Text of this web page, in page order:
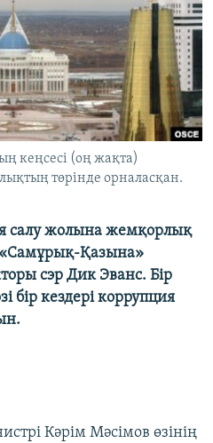
кеңсесі (оң жақта)
төрінде орналасқан.
салу жолына жемқорлық
«Самұрық-Қазына»
сэр Дик Эванс. Бір
бір кездері коррупция
Кәрім Мәсімов өзінің